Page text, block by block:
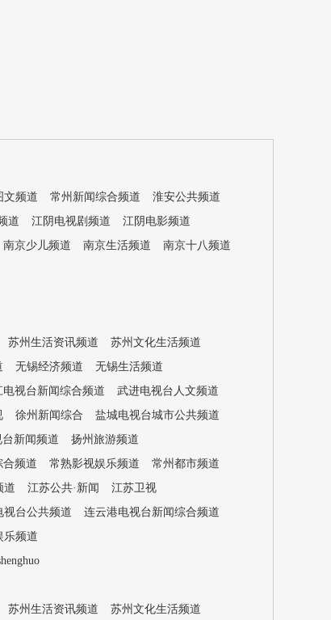
文频道 常州新闻综合频道
淮安公共频道
道 江阴电视剧频道
江阴电影频道
南京少儿频道 南京生活频道
南京十八频道
苏州生活资讯频道
苏州文化生活频道
无锡经济频道
无锡生活频道
电视台新闻综合频道
武进电视台人文频道
徐州新闻综合
盐城电视台城市公共频道
新闻频道
扬州旅游频道
合频道 常熟影视娱乐频道
常州都市频道
道 江苏公共·新闻
江苏卫视
视台公共频道
连云港电视台新闻综合频道
乐频道
苏州生活资讯频道
苏州文化生活频道